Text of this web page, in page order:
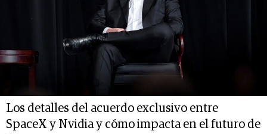
Los detalles del acuerdo exclusivo entre
SpaceX y Nvidia y cómo impacta en el futuro de